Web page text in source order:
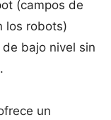
(campos de
los robots)
bajo nivel sin
un